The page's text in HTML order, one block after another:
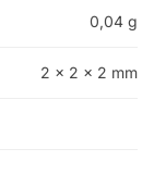
0,04 g
2 × 2 × 2 mm